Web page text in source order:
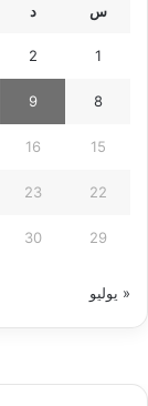
س د
1
2
8
9
15
16
22
23
29
30
« يوليو